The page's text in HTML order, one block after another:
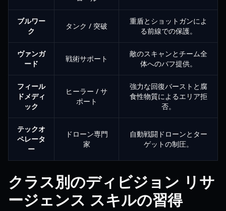
ブルワー
ク
タンク / 突破
重盾とショットガンによ
る前線での保護。
ヴァンガ
ード
戦術サポート
敵のスキャンとチーム全
体へのバフ提供。
フィール
ドメディ
ック
ヒーラー / サ
ポート
強力な回復バーストと腐
食性物質によるエリア拒
否。
テックオ
ペレータ
ー
ドローン専門
家
自動戦闘ドローンとター
ゲットの制圧。
クラス別のディビジョン リサ
ージェンス スキルの習得